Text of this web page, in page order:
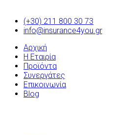
(+30) 211 800 30 73
info@insurance4you.gr
Αρχική
Η Εταιρία
Προϊόντα
Συνεργάτες
Επικοινωνία
Blog